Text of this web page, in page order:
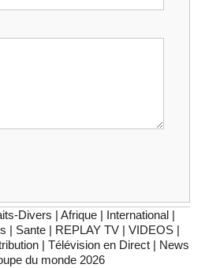
Divers | Afrique | International |
| Sante | REPLAY TV | VIDEOS |
| Télévision en Direct | News
du monde 2026